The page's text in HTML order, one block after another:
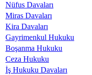
Nüfus Davaları
Miras Davaları
Kira Davaları
Gayrimenkul Hukuku
Boşanma Hukuku
Ceza Hukuku
İş Hukuku Davaları